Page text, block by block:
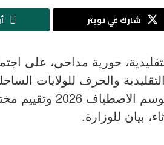
شارك في تويتر
حورية مداحي، على
التقليدية والحرف للولايات
تقدم التحضيرات
بيان للوزارة.